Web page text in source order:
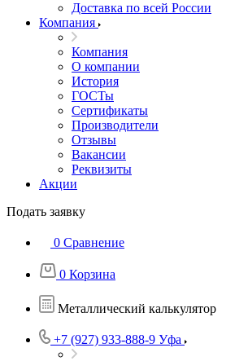
Доставка по всей России
Компания
Компания
О компании
История
ГОСТы
Сертификаты
Производители
Отзывы
Вакансии
Реквизиты
Акции
Подать заявку
0 Сравнение
0 Корзина
Металлический калькулятор
+7 (927) 933-888-9 Уфа